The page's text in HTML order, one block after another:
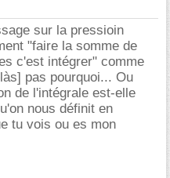
sur la pressioin
"faire la somme de
c'est intégrer" comme
pas pourquoi... Ou
de l'intégrale est-elle
nous définit en
tu vois ou es mon